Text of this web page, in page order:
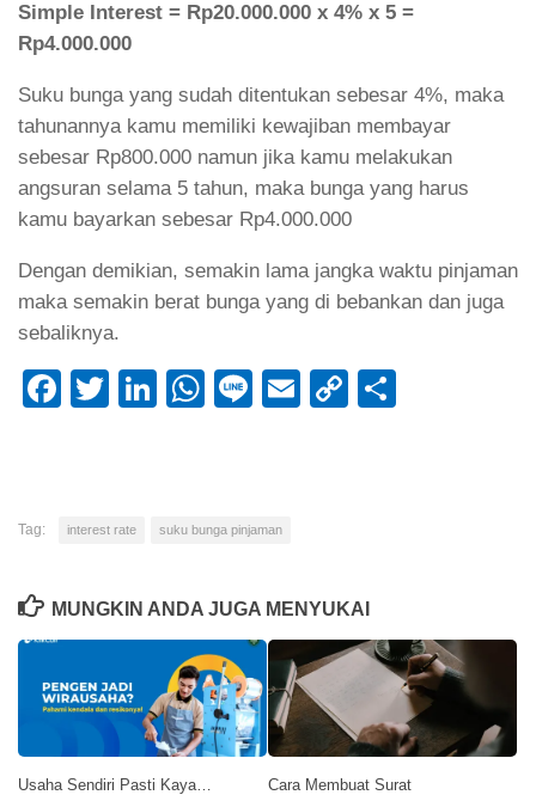
Simple Interest = Rp20.000.000 x 4% x 5 =
Rp4.000.000
Suku bunga yang sudah ditentukan sebesar 4%, maka
tahunannya kamu memiliki kewajiban membayar
sebesar Rp800.000 namun jika kamu melakukan
angsuran selama 5 tahun, maka bunga yang harus
kamu bayarkan sebesar Rp4.000.000
Dengan demikian, semakin lama jangka waktu pinjaman
maka semakin berat bunga yang di bebankan dan juga
sebaliknya.
Facebook
Twitter
LinkedIn
WhatsApp
LineEmail
Copy
Tag: interest rate suku bunga pinjaman
MUNGKIN ANDA JUGA MENYUKAI
Usaha Sendiri Pasti Kaya…
Cara Membuat Surat